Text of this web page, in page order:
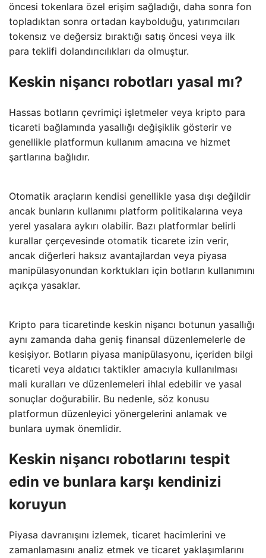
öncesi tokenlara özel erişim sağladığı, daha sonra fon
topladıktan sonra ortadan kaybolduğu, yatırımcıları
tokensız ve değersiz bıraktığı satış öncesi veya ilk
para teklifi dolandırıcılıkları da olmuştur.
Keskin nişancı robotları yasal mı?
Hassas botların çevrimiçi işletmeler veya kripto para
ticareti bağlamında yasallığı değişiklik gösterir ve
genellikle platformun kullanım amacına ve hizmet
şartlarına bağlıdır.
Otomatik araçların kendisi genellikle yasa dışı değildir
ancak bunların kullanımı platform politikalarına veya
yerel yasalara aykırı olabilir. Bazı platformlar belirli
kurallar çerçevesinde otomatik ticarete izin verir,
ancak diğerleri haksız avantajlardan veya piyasa
manipülasyonundan korktukları için botların kullanımını
açıkça yasaklar.
Kripto para ticaretinde keskin nişancı botunun yasallığı
aynı zamanda daha geniş finansal düzenlemelerle de
kesişiyor. Botların piyasa manipülasyonu, içeriden bilgi
ticareti veya aldatıcı taktikler amacıyla kullanılması
mali kuralları ve düzenlemeleri ihlal edebilir ve yasal
sonuçlar doğurabilir. Bu nedenle, söz konusu
platformun düzenleyici yönergelerini anlamak ve
bunlara uymak önemlidir.
Keskin nişancı robotlarını tespit
edin ve bunlara karşı kendinizi
koruyun
Piyasa davranışını izlemek, ticaret hacimlerini ve
zamanlamasını analiz etmek ve ticaret yaklaşımlarını